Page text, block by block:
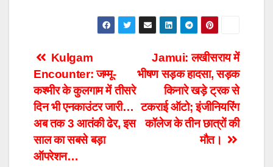
Post
navigation
Jamui: लखीसराय में
भीषण सड़क हादसा, सड़क
किनारे खड़े ट्रक से
टकराई ऑटो; इंजीनियरिंग
कॉलेज के तीन छात्रों की
मौत।
Kulgam
Encounter: जम्मू-
कश्मीर के कुलगाम में तीसरे
दिन भी एनकाउंटर जारी…
अब तक 3 आतंकी ढेर, इस
साल का सबसे बड़ा
ऑपरेशन…